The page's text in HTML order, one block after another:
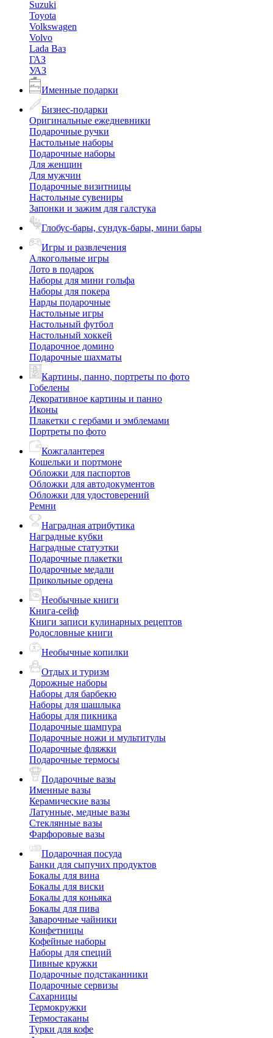
Suzuki
Toyota
Volkswagen
Volvo
Lada Ваз
ГАЗ
УАЗ
Именные подарки
Бизнес-подарки
Оригинальные ежедневники
Подарочные ручки
Настольные наборы
Подарочные наборы
Для женщин
Для мужчин
Подарочные визитницы
Настольные сувениры
Запонки и зажим для галстука
Глобус-бары, сундук-бары, мини бары
Игры и развлечения
Алкогольные игры
Лото в подарок
Наборы для мини гольфа
Наборы для покера
Нарды подарочные
Настольные игры
Настольный футбол
Настольный хоккей
Подарочное домино
Подарочные шахматы
Картины, панно, портреты по фото
Гобелены
Декоративное картины и панно
Иконы
Плакетки с гербами и эмблемами
Портреты по фото
Кожгалантерея
Кошельки и портмоне
Обложки для паспортов
Обложки для автодокументов
Обложки для удостоверений
Ремни
Наградная атрибутика
Наградные кубки
Наградные статуэтки
Подарочные плакетки
Подарочные медали
Прикольные ордена
Необычные книги
Книга-сейф
Книги записи кулинарных рецептов
Родословные книги
Необычные копилки
Отдых и туризм
Дорожные наборы
Наборы для барбекю
Наборы для шашлыка
Наборы для пикника
Подарочные шампура
Подарочные ножи и мультитулы
Подарочные фляжки
Подарочные термосы
Подарочные вазы
Именные вазы
Керамические вазы
Латунные, медные вазы
Стеклянные вазы
Фарфоровые вазы
Подарочная посуда
Банки для сыпучих продуктов
Бокалы для вина
Бокалы для виски
Бокалы для коньяка
Бокалы для пива
Заварочные чайники
Конфетницы
Кофейные наборы
Наборы для специй
Пивные кружки
Подарочные подстаканники
Подарочные сервизы
Сахарницы
Термокружки
Термостаканы
Турки для кофе